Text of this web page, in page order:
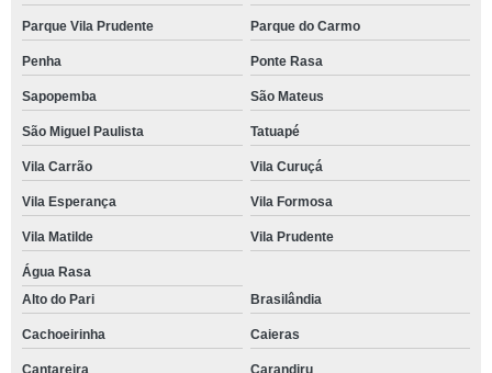
Parque Vila Prudente Parque do Carmo
Penha Ponte Rasa
Sapopemba São Mateus
São Miguel Paulista Tatuapé
Vila Carrão Vila Curuçá
Vila Esperança Vila Formosa
Vila Matilde Vila Prudente
Água Rasa
Alto do Pari
Brasilândia
Cachoeirinha Caieras
Cantareira Carandiru